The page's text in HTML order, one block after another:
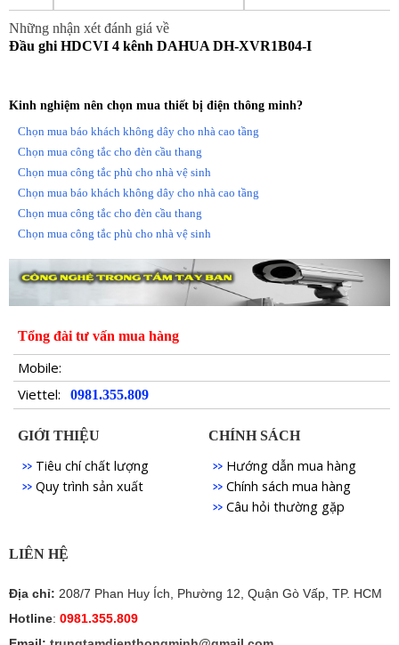
Những nhận xét đánh giá về
Đầu ghi HDCVI 4 kênh DAHUA DH-XVR1B04-I
Kinh nghiệm nên chọn mua thiết bị điện thông minh?
Chọn mua báo khách không dây cho nhà cao tầng
Chọn mua công tắc cho đèn cầu thang
Chọn mua công tắc phù cho nhà vệ sinh
Chọn mua báo khách không dây cho nhà cao tầng
Chọn mua công tắc cho đèn cầu thang
Chọn mua công tắc phù cho nhà vệ sinh
Tổng đài tư vấn mua hàng
Mobile:
Viettel:
0981.355.809
GIỚI THIỆU
Tiêu chí chất lượng
Quy trình sản xuất
CHÍNH SÁCH
Hướng dẫn mua hàng
Chính sách mua hàng
Câu hỏi thường gặp
LIÊN HỆ
Địa chỉ: 208/7 Phan Huy Ích, Phường 12, Quận Gò Vấp, TP. HCM
Hotline: 0981.355.809